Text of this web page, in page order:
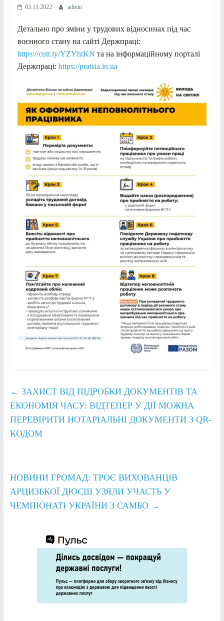
03.11.2022 admin
Детально про зміни у трудових відносинах під час
воєнного стану на сайті Держпраці:
https://cutt.ly/YZYhtKN та на інформаційному порталі
Держпраці: https://pratsia.in.ua
← ЗАХИСТ ВІД ПІДРОБКИ ДОКУМЕНТІВ ТА
ЕКОНОМІЯ ЧАСУ: ВІДТЕПЕР У ДІЇ МОЖНА
ПЕРЕВІРИТИ НОТАРІАЛЬНІ ДОКУМЕНТИ З QR-
КОДОМ
НОВИНИ ГРОМАД: ТРОЄ ВИХОВАНЦІВ
АРЦИЗЬКОЇ ДЮСШ УЗЯЛИ УЧАСТЬ У
ЧЕМПІОНАТІ УКРАЇНИ З САМБО →